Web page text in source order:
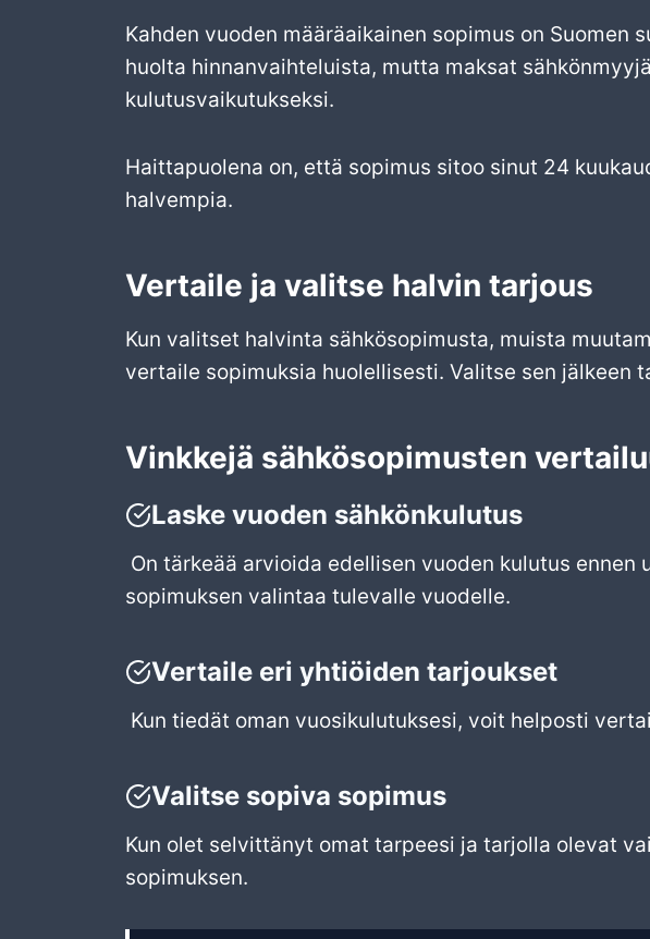
Kahden vuoden määräaikainen sopimus on
huolta hinnanvaihteluista, mutta maksat
kulutusvaikutukseksi.
Haittapuolena on, että sopimus sitoo sinut 24
halvempia.
Vertaile ja valitse halvin tarjous
Kun valitset halvinta sähkösopimusta, muista
vertaile sopimuksia huolellisesti. Valitse sen jälkeen
Vinkkejä sähkösopimusten
Laske vuoden sähkönkulutus
On tärkeää arvioida edellisen vuoden kulutus
sopimuksen valintaa tulevalle vuodelle.
Vertaile eri yhtiöiden tarjoukset
Kun tiedät oman vuosikulutuksesi, voit helposti
Valitse sopiva sopimus
Kun olet selvittänyt omat tarpeesi ja tarjolla olevat
sopimuksen.